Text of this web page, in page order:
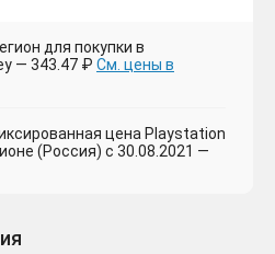
для покупки в
— 343.47 ₽ См. цены в
цена Playstation
(Россия) с 30.08.2021 —